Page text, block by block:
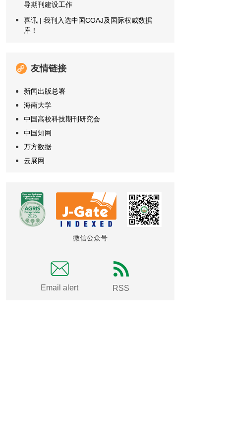
导期刊建设工作
喜讯 | 我刊入选中国COAJ及国际权威数据
库！
友情链接
新闻出版总署
海南大学
中国高校科技期刊研究会
中国知网
万方数据
云展网
微信公众号
Email alert RSS